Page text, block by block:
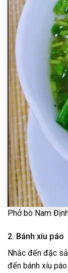
Phở bò Nam
2. Bánh xíu páo
Nhắc đến đặc
đến bánh xíu